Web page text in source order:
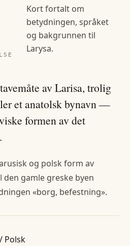
Kort fortalt om
betydningen, språket
og bakgrunnen til
Larysa.
av Larisa, trolig
et anatolsk bynavn —
formen av det
og polsk form av
den gamle greske byen
«borg, befestning».
Polsk